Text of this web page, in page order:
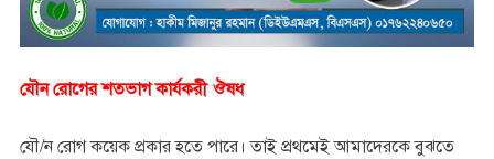
যৌন রোগের শতভাগ কার্যকরী ঔষধ
যৌ/ন রোগ কয়েক প্রকার হতে পারে। তাই প্রথমেই আমাদেরকে বুঝতে